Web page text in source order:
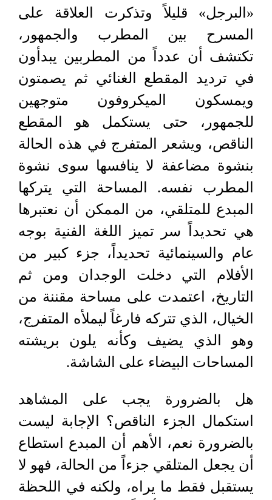
«البرجل» قليلاً وتذكرت العلاقة على
المسرح بين المطرب والجمهور،
تكتشف أن عدداً من المطربين يبدأون
في ترديد المقطع الغنائي ثم يصمتون
ويمسكون الميكروفون متوجهين
للجمهور، حتى يستكمل هو المقطع
الناقص، ويشعر المتفرج في هذه الحالة
بنشوة مضاعفة لا ينافسها سوى نشوة
المطرب نفسه. المساحة التي يتركها
المبدع للمتلقي، من الممكن أن نعتبرها
هي تحديداً سر تميز اللغة الفنية بوجه
عام والسينمائية تحديداً، جزء كبير من
الأفلام التي دخلت الوجدان ومن ثم
التاريخ، اعتمدت على مساحة مقننة من
الخيال، الذي تتركه فارغاً ليملأه المتفرج،
وهو الذي يضيف وكأنه يلون بريشته
المساحات البيضاء على الشاشة.
هل بالضرورة يجب على المشاهد
استكمال الجزء الناقص؟ الإجابة ليست
بالضرورة نعم، الأهم أن المبدع استطاع
أن يجعل المتلقي جزءاً من الحالة، فهو لا
يستقبل فقط ما يراه، ولكنه في اللحظة